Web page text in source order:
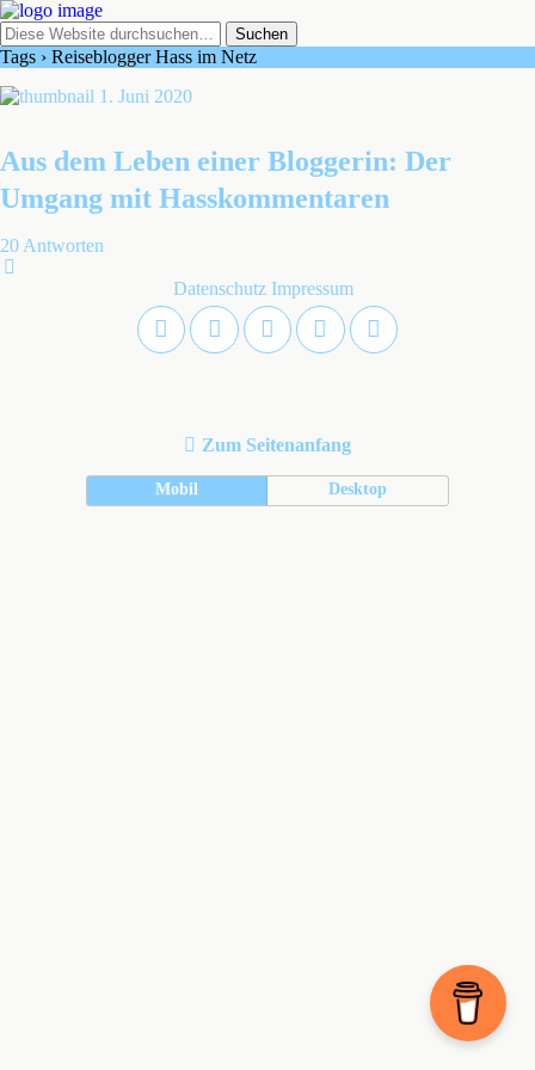
Tags › Reiseblogger Hass im Netz
1. Juni 2020
Aus dem Leben einer Bloggerin: Der
Umgang mit Hasskommentaren
20 Antworten
Datenschutz Impressum
Zum Seitenanfang
Mobil Desktop